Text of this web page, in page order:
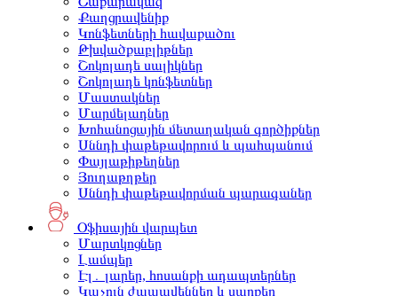
Քաղցրավենիք
Կոնֆետների հավաքածու
Թխվածքաբլիթներ
Շոկոլադե սալիկներ
Շոկոլադե կոնֆետներ
Մաստակներ
Մարմելադներ
Խոհանոցային մետաղական գործիքներ
Սննդի փաթեթավորում և պահպանում
Փայլաթիթեղներ
Յուղաթղթեր
Սննդի փաթեթավորման պարագաներ
Օֆիսային վարպետ
Մարտկոցներ
Լամպեր
Էլ․ լարեր, հոսանքի ադապտերներ
Կպչուն ժապավեններ և սարքեր